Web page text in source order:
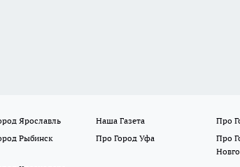
Ярославль Наша Газета
Про
Рыбинск Про Город Уфа
Про